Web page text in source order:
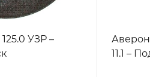
УЗР –
11.1 –